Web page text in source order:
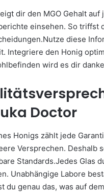
dir den MGO Gehalt auf
einsehen. So triffst
diese
Integriere den Honig
wird es dir
Doctor
Honigs zählt jede
Versprechen. Deshalb
Standards.Jedes Glas
Unabhängige Labore
du genau das, was auf